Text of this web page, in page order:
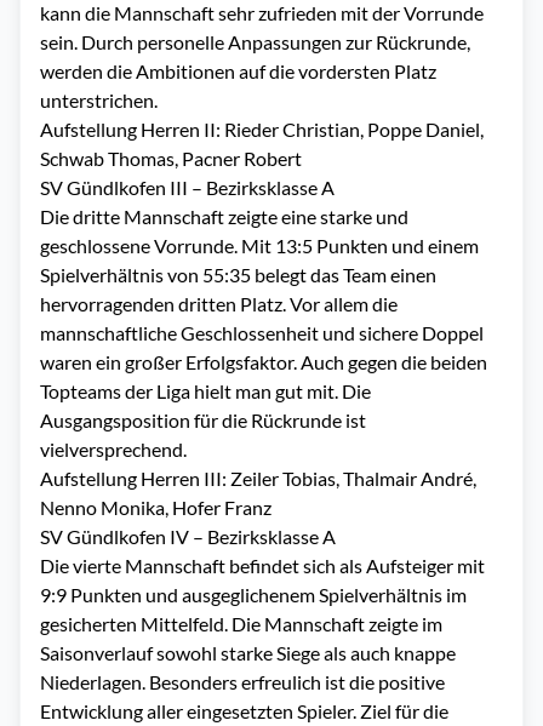
kann die Mannschaft sehr zufrieden mit der Vorrunde
sein. Durch personelle Anpassungen zur Rückrunde,
werden die Ambitionen auf die vordersten Platz
unterstrichen.
Aufstellung Herren II: Rieder Christian, Poppe Daniel,
Schwab Thomas, Pacner Robert
SV Gündlkofen III – Bezirksklasse A
Die dritte Mannschaft zeigte eine starke und
geschlossene Vorrunde. Mit 13:5 Punkten und einem
Spielverhältnis von 55:35 belegt das Team einen
hervorragenden dritten Platz. Vor allem die
mannschaftliche Geschlossenheit und sichere Doppel
waren ein großer Erfolgsfaktor. Auch gegen die beiden
Topteams der Liga hielt man gut mit. Die
Ausgangsposition für die Rückrunde ist
vielversprechend.
Aufstellung Herren III: Zeiler Tobias, Thalmair André,
Nenno Monika, Hofer Franz
SV Gündlkofen IV – Bezirksklasse A
Die vierte Mannschaft befindet sich als Aufsteiger mit
9:9 Punkten und ausgeglichenem Spielverhältnis im
gesicherten Mittelfeld. Die Mannschaft zeigte im
Saisonverlauf sowohl starke Siege als auch knappe
Niederlagen. Besonders erfreulich ist die positive
Entwicklung aller eingesetzten Spieler. Ziel für die